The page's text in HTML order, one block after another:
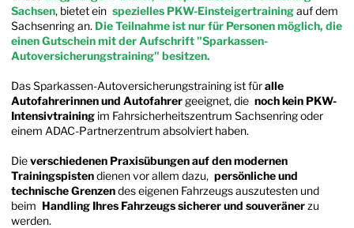
Sachsen, bietet ein spezielles PKW-Einsteigertrainingauf dem
Sachsenring an. Die Teilnahme ist nur für Personen möglich, die
einen Gutschein mit der Aufschrift "Sparkassen-
Autoversicherungstraining" besitzen.
Das Sparkassen-Autoversicherungstraining ist füralle
Autofahrerinnen und Autofahrer geeignet, die noch kein PKW-
Intensivtraining im Fahrsicherheitszentrum Sachsenring oder
einem ADAC-Partnerzentrum absolviert haben.
Dieverschiedenen Praxisübungen auf den modernen
Trainingspistendienen vor allem dazu, persönliche und
technische Grenzendes eigenen Fahrzeugs auszutesten und
beim Handling Ihres Fahrzeugs sicherer und souveränerzu
werden.